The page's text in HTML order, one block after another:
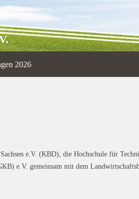
2026
e.V. (KBD), die Hochschule für
e.V. gemeinsam mit dem